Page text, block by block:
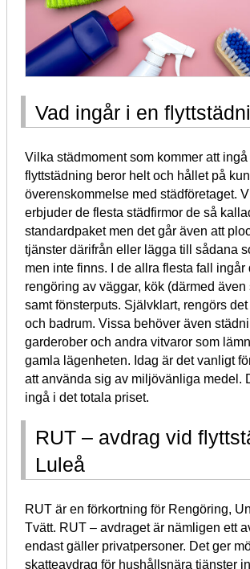
Vad ingår i en
Vilka städmoment som kommer att ingå
flyttstädning beror helt och hållet på
överenskommelse med städföretaget.
erbjuder de flesta städfirmor de så
standardpaket men det går även att
tjänster därifrån eller lägga till sådana
men inte finns. I de allra flesta fall ingår
rengöring av väggar, kök (därmed
samt fönsterputs. Självklart, rengörs
och badrum. Vissa behöver även
garderober och andra vitvaror som
gamla lägenheten. Idag är det vanligt
att använda sig av miljövänliga medel.
ingå i det totala priset.
RUT – avdrag vid
Luleå
RUT är en förkortning för Rengöring,
Tvätt. RUT – avdraget är nämligen ett
endast gäller privatpersoner. Det ger
skatteavdrag för hushållsnära tjänster